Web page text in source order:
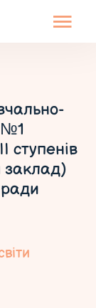
№1
ступенів
заклад)
ради